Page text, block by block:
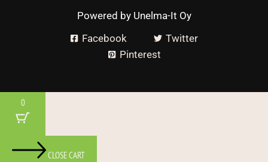
Powered by Unelma-It Oy
Facebook
Twitter
Pinterest
0
CLOSE CART